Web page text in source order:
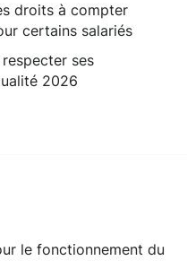
droits à compter
certains salariés
ses
2026
le fonctionnement du